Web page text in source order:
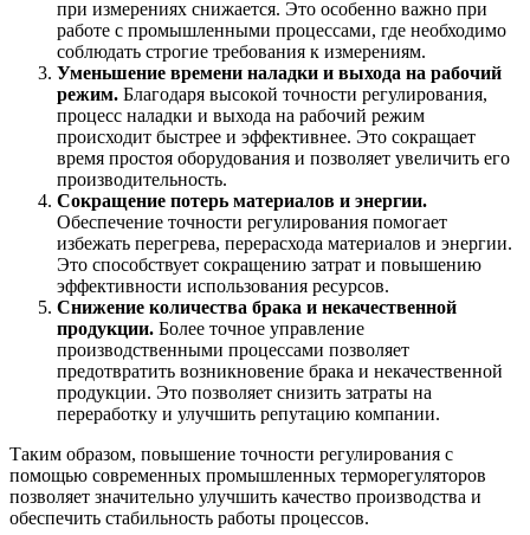
при измерениях снижается. Это особенно важно при
работе с промышленными процессами, где необходимо
соблюдать строгие требования к измерениям.
Уменьшение времени наладки и выхода на рабочий
режим. Благодаря высокой точности регулирования,
процесс наладки и выхода на рабочий режим
происходит быстрее и эффективнее. Это сокращает
время простоя оборудования и позволяет увеличить его
производительность.
Сокращение потерь материалов и энергии.
Обеспечение точности регулирования помогает
избежать перегрева, перерасхода материалов и энергии.
Это способствует сокращению затрат и повышению
эффективности использования ресурсов.
Снижение количества брака и некачественной
продукции. Более точное управление
производственными процессами позволяет
предотвратить возникновение брака и некачественной
продукции. Это позволяет снизить затраты на
переработку и улучшить репутацию компании.
Таким образом, повышение точности регулирования с
помощью современных промышленных терморегуляторов
позволяет значительно улучшить качество производства и
обеспечить стабильность работы процессов.